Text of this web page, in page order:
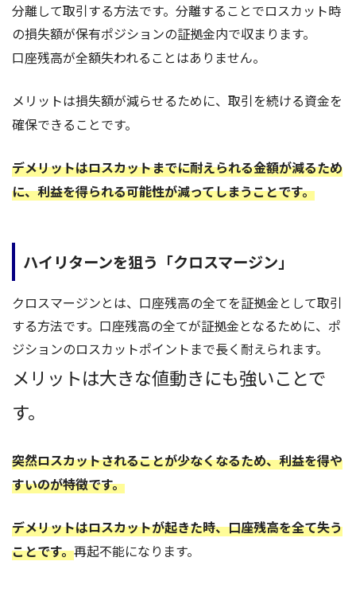
分離して取引する方法です。分離することでロスカット時
の損失額が保有ポジションの証拠金内で収まります。
口座残高が全額失われることはありません。
メリットは損失額が減らせるために、取引を続ける資金を
確保できることです。
デメリットはロスカットまでに耐えられる金額が減るため
に、利益を得られる可能性が減ってしまうことです。
ハイリターンを狙う「クロスマージン」
クロスマージンとは、口座残高の全てを証拠金として取引
する方法です。口座残高の全てが証拠金となるために、ポ
ジションのロスカットポイントまで長く耐えられます。
メリットは大きな値動きにも強いことで
す。
突然ロスカットされることが少なくなるため、利益を得や
すいのが特徴です。
デメリットはロスカットが起きた時、口座残高を全て失う
ことです。再起不能になります。